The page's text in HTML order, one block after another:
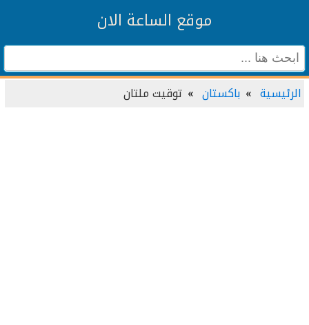
موقع الساعة الان
الرئيسية باكستان توقيت ملتان